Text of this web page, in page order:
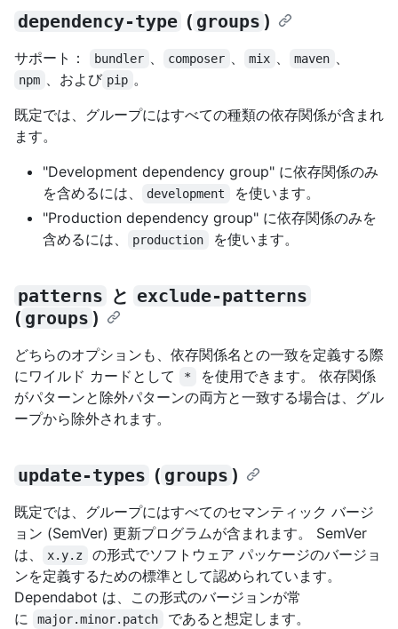
dependency-type ( groups )
サポート： bundler 、 composer 、 mix 、 maven 、
npm 、および pip 。
既定では、グループにはすべての種類の依存関係が含まれ
ます。
"Development dependency group" に依存関係のみ
を含めるには、
development
を使います。
"Production dependency group" に依存関係のみを
含めるには、
production を使います。
patterns と exclude-patterns
( groups )
どちらのオプションも、依存関係名との一致を定義する際
にワイルド カードとして
*
を使用できます。 依存関係
がパターンと除外パターンの両方と一致する場合は、グル
ープから除外されます。
update-types ( groups )
既定では、グループにはすべてのセマンティック バージ
ョン (SemVer) 更新プログラムが含まれます。 SemVer
は、
x.y.z
の形式でソフトウェア パッケージのバージョ
ンを定義するための標準として認められています。
Dependabot は、この形式のバージョンが常
に
major.minor.patch
であると想定します。